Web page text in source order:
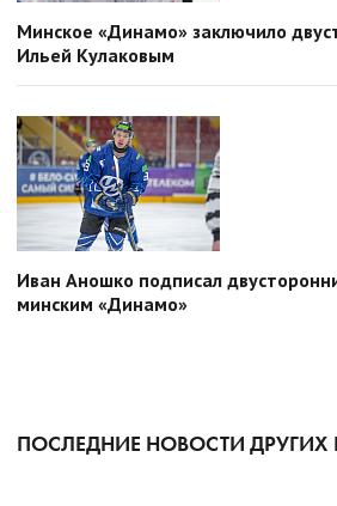
Минское «Динамо» заключило
Ильей Кулаковым
Иван Аношко подписал
минским «Динамо»
ПОСЛЕДНИЕ НОВОСТИ ДРУГИХ